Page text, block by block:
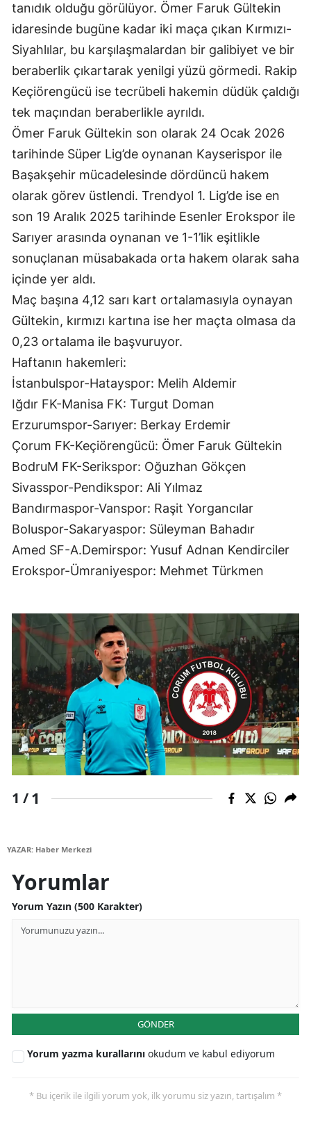
Eskişehir
Gaziantep
Giresun
Gümüşhane
Hakkari
Hatay
Isparta
Mersin
İstanbul
Kars
Kastamonu
Kırklareli
Kocaeli
Konya
Kütahya
Malatya
Manisa
Mardin
Muğla
Muş
Nevşehir
Niğde
Ordu
Trabzon
Uşak
tanıdık olduğu görülüyor. Ömer Faruk Gültekin
idaresinde bugüne kadar iki maça çıkan Kırmızı-
Siyahlılar, bu karşılaşmalardan bir galibiyet ve bir
beraberlik çıkartarak yenilgi yüzü görmedi. Rakip
Keçiörengücü ise tecrübeli hakemin düdük çaldığı
tek maçından beraberlikle ayrıldı.
Ömer Faruk Gültekin son olarak 24 Ocak 2026
tarihinde Süper Lig’de oynanan Kayserispor ile
Başakşehir mücadelesinde dördüncü hakem
olarak görev üstlendi. Trendyol 1. Lig’de ise en
son 19 Aralık 2025 tarihinde Esenler Erokspor ile
Sarıyer arasında oynanan ve 1-1’lik eşitlikle
sonuçlanan müsabakada orta hakem olarak saha
içinde yer aldı.
Maç başına 4,12 sarı kart ortalamasıyla oynayan
Gültekin, kırmızı kartına ise her maçta olmasa da
0,23 ortalama ile başvuruyor.
Haftanın hakemleri:
İstanbulspor-Hatayspor: Melih Aldemir
Iğdır FK-Manisa FK: Turgut Doman
Erzurumspor-Sarıyer: Berkay Erdemir
Çorum FK-Keçiörengücü: Ömer Faruk Gültekin
BodruM FK-Serikspor: Oğuzhan Gökçen
Sivasspor-Pendikspor: Ali Yılmaz
Bandırmaspor-Vanspor: Raşit Yorgancılar
Boluspor-Sakaryaspor: Süleyman Bahadır
Amed SF-A.Demirspor: Yusuf Adnan Kendirciler
Erokspor-Ümraniyespor: Mehmet Türkmen
1 /1
YAZAR: Haber Merkezi
Yorumlar
Yorum Yazın (500 Karakter)
GÖNDER
Yorum yazma kurallarını okudum ve kabul ediyorum
* Bu içerik ile ilgili yorum yok, ilk yorumu siz yazın, tartışalım *